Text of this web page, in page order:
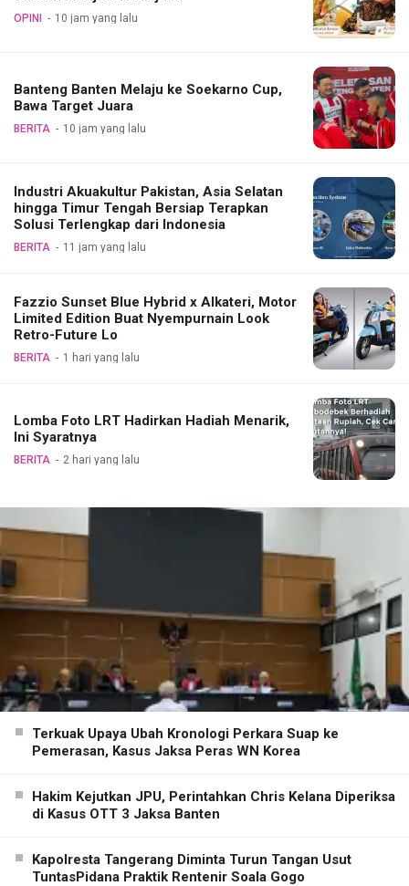
OPINI 10 jam yang lalu
Banteng Banten Melaju ke Soekarno Cup,
Bawa Target Juara
BERITA 10 jam yang lalu
Industri Akuakultur Pakistan, Asia Selatan
hingga Timur Tengah Bersiap Terapkan
Solusi Terlengkap dari Indonesia
BERITA 11 jam yang lalu
Fazzio Sunset Blue Hybrid x Alkateri, Motor
Limited Edition Buat Nyempurnain Look
Retro-Future Lo
BERITA 1 hari yang lalu
Lomba Foto LRT Hadirkan Hadiah Menarik,
Ini Syaratnya
BERITA 2 hari yang lalu
Terkuak Upaya Ubah Kronologi Perkara Suap ke
Pemerasan, Kasus Jaksa Peras WN Korea
Hakim Kejutkan JPU, Perintahkan Chris Kelana Diperiksa
di Kasus OTT 3 Jaksa Banten
Kapolresta Tangerang Diminta Turun Tangan Usut
TuntasPidana Praktik Rentenir Soala Gogo